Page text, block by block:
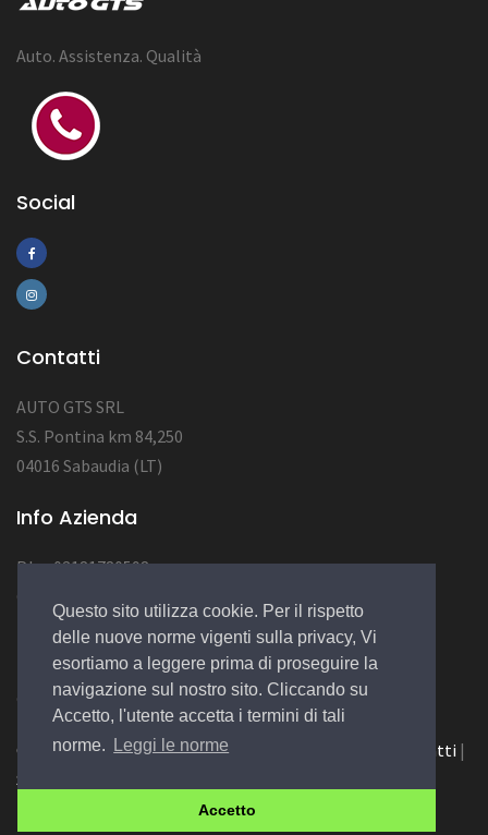
Questo sito utilizza cookie. Per il rispetto
delle nuove norme vigenti sulla privacy, Vi
esortiamo a leggere prima di proseguire la
navigazione sul nostro sito. Cliccando su
Accetto, l'utente accetta i termini di tali
norme.
Leggi le norme
Accetto
Auto. Assistenza. Qualità
Social
Contatti
AUTO GTS SRL
S.S. Pontina km 84,250
04016 Sabaudia (LT)
Info Azienda
P.Iva 03181780598
NUM REA LT123456
© 2022 Design by EGSoft
Cookie|Privacy Law|Azienda Contatti |
Siamo su Carpro.it